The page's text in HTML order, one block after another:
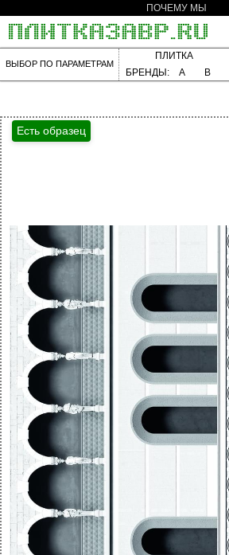
ПОЧЕМУ МЫ
ВЫБОР ПО ПАРАМЕТРАМ
ПЛИТКА
БРЕНДЫ:
A B
Есть образец